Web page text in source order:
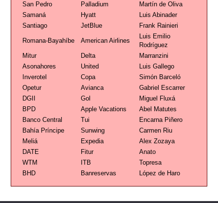
San Pedro
Palladium
Martín de Oliva
Samaná
Hyatt
Luis Abinader
Santiago
JetBlue Frank Rainieri
Romana-Bayahíbe American Airlines
Luis Emilio
Rodríguez
Mitur
Delta
Marranzini
Asonahores
United
Luis Gallego
Inverotel
Copa
Simón Barceló
Opetur
Avianca
Gabriel Escarrer
DGII
Gol
Miguel Fluxá
BPD
Apple Vacations
Abel Matutes
Banco Central
Tui
Encarna Piñero
Bahía Príncipe
Sunwing
Carmen Riu
Meliá
Expedia
Alex Zozaya
DATE
Fitur
Anato
WTM
ITB
Topresa
BHD
Banreservas López de Haro